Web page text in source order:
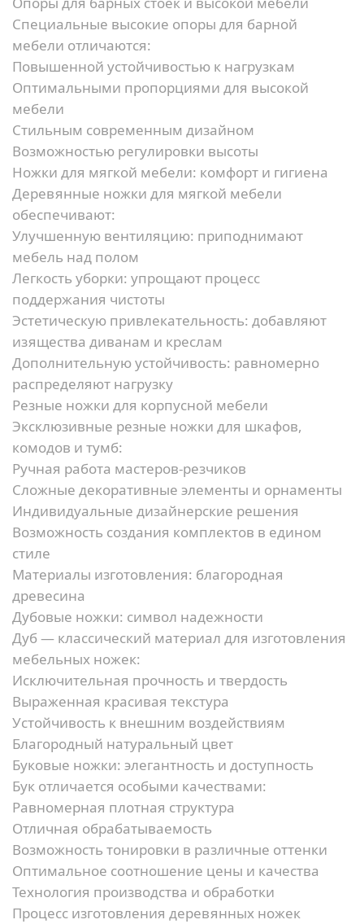
Специальные высокие опоры для барной
мебели отличаются:
Повышенной устойчивостью к нагрузкам
Оптимальными пропорциями для высокой
мебели
Стильным современным дизайном
Возможностью регулировки высоты
Ножки для мягкой мебели: комфорт и гигиена
Деревянные ножки для мягкой мебели
обеспечивают:
Улучшенную вентиляцию: приподнимают
мебель над полом
Легкость уборки: упрощают процесс
поддержания чистоты
Эстетическую привлекательность: добавляют
изящества диванам и креслам
Дополнительную устойчивость: равномерно
распределяют нагрузку
Резные ножки для корпусной мебели
Эксклюзивные резные ножки для шкафов,
комодов и тумб:
Ручная работа мастеров-резчиков
Сложные декоративные элементы и орнаменты
Индивидуальные дизайнерские решения
Возможность создания комплектов в едином
стиле
Материалы изготовления: благородная
древесина
Дубовые ножки: символ надежности
Дуб — классический материал для изготовления
мебельных ножек:
Исключительная прочность и твердость
Выраженная красивая текстура
Устойчивость к внешним воздействиям
Благородный натуральный цвет
Буковые ножки: элегантность и доступность
Бук отличается особыми качествами:
Равномерная плотная структура
Отличная обрабатываемость
Возможность тонировки в различные оттенки
Оптимальное соотношение цены и качества
Технология производства и обработки
Процесс изготовления деревянных ножек